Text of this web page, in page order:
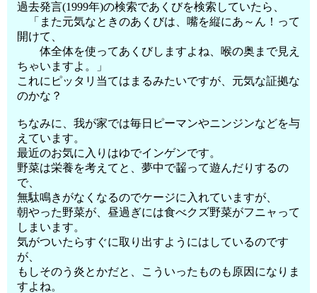
過去発言(1999年)の検索であくびを検索していたら、
「また元気なときのあくびは、嘴を縦にあ～ん！って
開けて、
体全体を使ってあくびしますよね、喉の奥まで見え
ちゃいますよ。」
これにピッタリ当てはまるみたいですが、元気な証拠な
のかな？
ちなみに、我が家では毎日ピーマンやニンジンなどを与
えています。
最近のお気に入りはゆでインゲンです。
野菜は栄養を考えてと、夢中で齧って遊んだりするの
で、
無駄鳴きがなくなるのでケージに入れていますが、
朝やった野菜が、昼過ぎには食べクズ野菜がフニャって
しまいます。
気がついたらすぐに取り出すようにはしているのです
が、
もしそのう炎とかだと、こういったものも原因になりま
すよね。